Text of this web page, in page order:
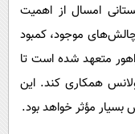
امسال از اهمیت
موجود، کمبود
متعهد شده است تا
همکاری کند. این
مؤثر خواهد بود.